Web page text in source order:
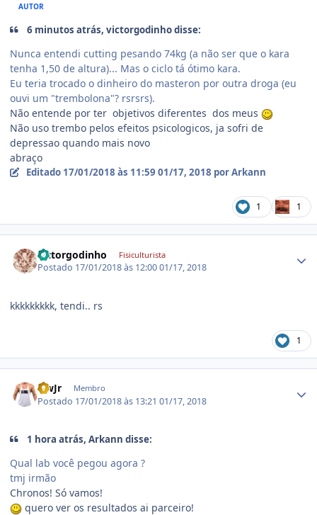
AUTOR
6 minutos atrás, victorgodinho disse:
Nunca entendi cutting pesando 74kg (a não ser que o kara
tenha 1,50 de altura)... Mas o ciclo tá ótimo kara.
Eu teria trocado o dinheiro do masteron por outra droga (eu
ouvi um "trembolona"? rsrsrs).
Não entende por ter objetivos diferentes dos meus
Não uso trembo pelos efeitos psicologicos, ja sofri de
depressao quando mais novo
abraço
Editado 17/01/2018 às 11:59 01/17, 2018 por Arkann
1 1
victorgodinho Fisiculturista
Postado 17/01/2018 às 12:0001/17, 2018
kkkkkkkkk, tendi.. rs
1
NwJr Membro
Postado 17/01/2018 às 13:2101/17, 2018
1 hora atrás, Arkann disse:
Qual lab você pegou agora ?
tmj irmão
Chronos! Só vamos!
quero ver os resultados ai parceiro!